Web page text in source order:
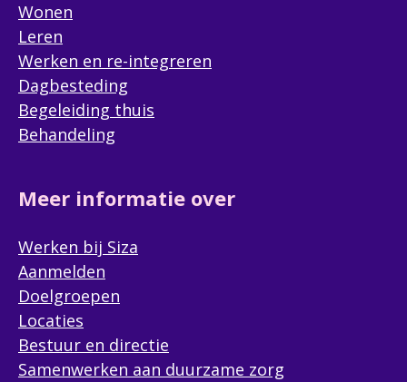
Wonen
Leren
Werken en re-integreren
Dagbesteding
Begeleiding thuis
Behandeling
Meer informatie over
Werken bij Siza
Aanmelden
Doelgroepen
Locaties
Bestuur en directie
Samenwerken aan duurzame zorg